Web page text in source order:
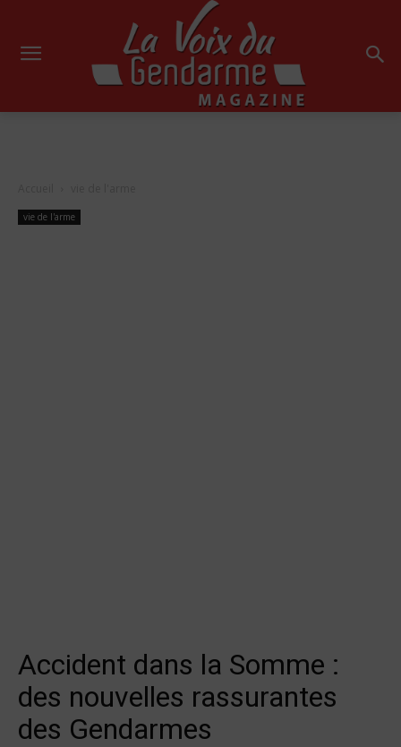
vie de l'arme
Accident dans la Somme :
des nouvelles rassurantes
des Gendarmes